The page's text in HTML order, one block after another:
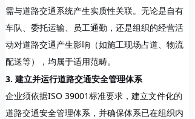
需与道路交通系统产生实质性关联。无论是自有
车队、委托运输、员工通勤，还是组织的经营活
动对道路交通产生影响（如施工现场占道、物流
配送等），均属于适用范畴。
3. 建立并运行道路交通安全管理体系
企业须依据ISO 39001标准要求，建立文件化的
道路交通安全管理体系，并确保体系已在组织内